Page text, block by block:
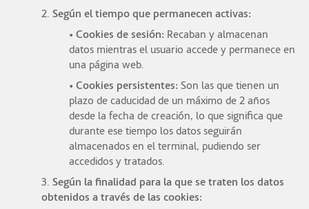
2. Según el tiempo que permanecen activas:
• Cookies de sesión: Recaban y almacenan
datos mientras el usuario accede y permanece en
una página web.
• Cookies persistentes: Son las que tienen un
plazo de caducidad de un máximo de 2 años
desde la fecha de creación, lo que significa que
durante ese tiempo los datos seguirán
almacenados en el terminal, pudiendo ser
accedidos y tratados.
3. Según la finalidad para la que se traten los datos
obtenidos a través de las cookies: